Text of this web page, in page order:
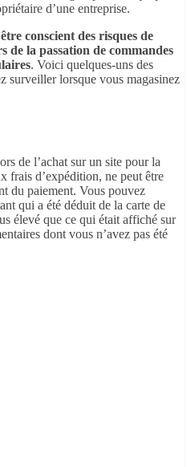
d’une entreprise.
conscient des risques de
de la passation de commandes
. Voici quelques-uns des
surveiller lorsque vous magasinez
de l’achat sur un site pour la
frais d’expédition, ne peut être
du paiement. Vous pouvez
qui a été déduit de la carte de
élevé que ce qui était affiché sur
dont vous n’avez pas été